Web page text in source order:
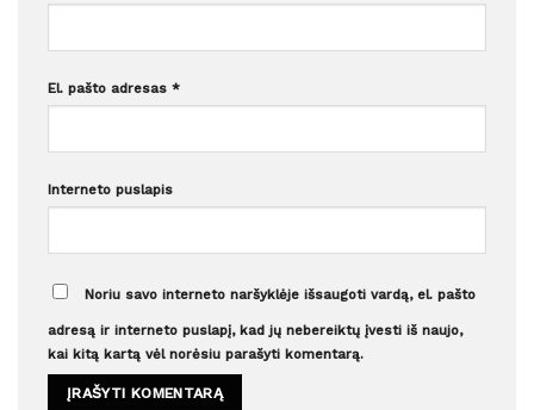
El. pašto adresas *
Interneto puslapis
Noriu savo interneto naršyklėje išsaugoti vardą, el. pašto
adresą ir interneto puslapį, kad jų nebereiktų įvesti iš naujo,
kai kitą kartą vėl norėsiu parašyti komentarą.